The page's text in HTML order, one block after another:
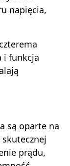
napięcia,
i funkcja
są oparte na
prądu,